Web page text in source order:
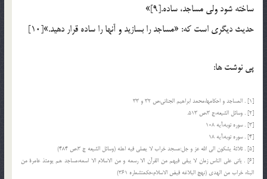
ساخته شود ولی مساجد، ساده.[9]»
حدیث دیگری است که: «مساجد را بسازید و آنها را ساده قرار دهید.»[10]
پی نوشت ها:
[1] . المساجد و احکامها،محمد ابراهیم الجناتى،ص 32 و 33
[2] . وسائل الشیعه،ج 3،ص 513.
[3] . سوره توبه،آیه 108
[4] . سوره توبه،آیه 18
[5] . ثلاثة یشکون الى الله عز و جل:مسجد خراب لا یصلى فیه اهله (وسائل الشیعه ج 3،ص 484)
[6] . یاتى على الناس زمان لا یبقى فیهم من القرآن الا رسمه و من الاسلام الا اسمه،مساجد هم یومئذ عامرة من
البناء خراب من الهدى (نهج البلاغه فیض الاسلام،حکمت‏شماره 361)